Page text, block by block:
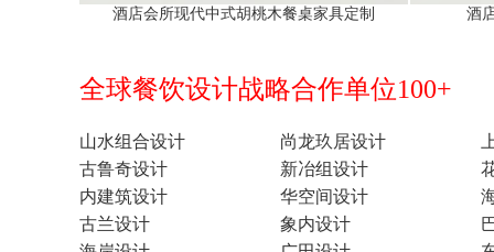
酒店会所现代中式胡桃木餐桌家具定制 酒
全球餐饮设计战略合作单位100+
山水组合设计 尚龙玖居设计
古鲁奇设计
新冶组设计
内建筑设计
华空间设计
古兰设计
象内设计